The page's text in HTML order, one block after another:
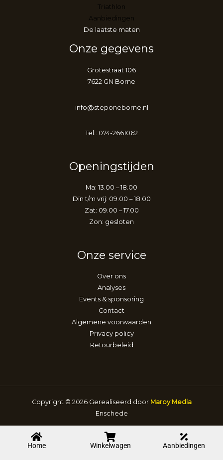
Home Winkelwagen Aanbiedingen
Triathlon
Aanbiedingen
De laatste maten
Onze gegevens
Grotestraat 106
7622 GN Borne
info@steponeborne.nl
Tel.: 074-2661062
Openingstijden
Ma: 13.00 – 18.00
Din t/m vrij: 09.00 – 18.00
Zat: 09.00 – 17.00
Zon: gesloten
Onze service
Over ons
Analyses
Events & sponsoring
Contact
Algemene voorwaarden
Privacy policy
Retourbeleid
Copyright © 2026 Gerealiseerd door Maroy Media
Enschede